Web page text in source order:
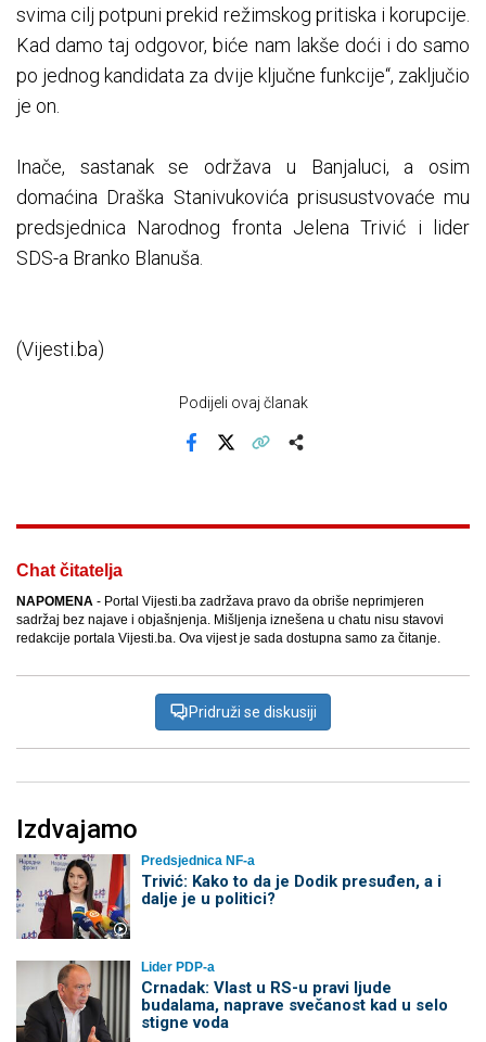
svima cilj potpuni prekid režimskog pritiska i korupcije.
Kad damo taj odgovor, biće nam lakše doći i do samo
po jednog kandidata za dvije ključne funkcije“, zaključio
je on.
Inače, sastanak se održava u Banjaluci, a osim
domaćina Draška Stanivukovića prisusustvovaće mu
predsjednica Narodnog fronta Jelena Trivić i lider
SDS-a Branko Blanuša.
(Vijesti.ba)
Podijeli ovaj članak
Chat čitatelja
NAPOMENA - Portal Vijesti.ba zadržava pravo da obriše neprimjeren
sadržaj bez najave i objašnjenja. Mišljenja iznešena u chatu nisu stavovi
redakcije portala Vijesti.ba. Ova vijest je sada dostupna samo za čitanje.
Pridruži se diskusiji
Izdvajamo
Predsjednica NF-a
Trivić: Kako to da je Dodik presuđen, a i
dalje je u politici?
Lider PDP-a
Crnadak: Vlast u RS-u pravi ljude
budalama, naprave svečanost kad u selo
stigne voda